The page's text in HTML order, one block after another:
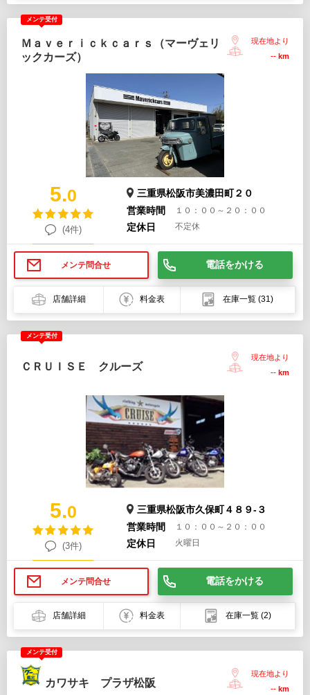
メンテ受付
Ｍａｖｅｒｉｃｋｃａｒｓ（マーヴェリ
ックカーズ）
現在地より
-- km
5.0
(4件)
三重県松阪市美濃田町２０
営業時間
１０：００～２０：００
定休日 不定休
メンテ問合せ 電話をかける
店舗詳細 料金表 在庫一覧 (31)
メンテ受付
ＣＲＵＩＳＥ クルーズ
現在地より
-- km
5.0
(3件)
三重県松阪市久保町４８９-３
営業時間
１０：００～２０：００
定休日 火曜日
メンテ問合せ 電話をかける
店舗詳細 料金表 在庫一覧 (2)
メンテ受付
カワサキ プラザ松阪
現在地より
-- km